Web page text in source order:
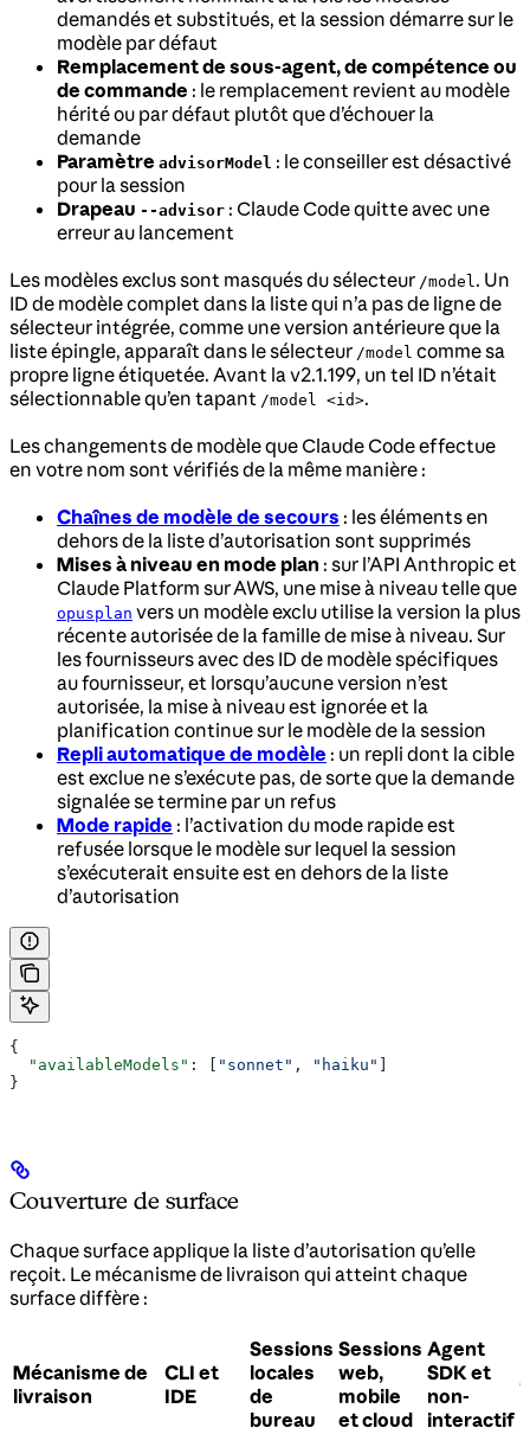
demandés et substitués, et la session démarre sur le
modèle par défaut
Remplacement de sous-agent, de compétence ou
de commande : le remplacement revient au modèle
hérité ou par défaut plutôt que d’échouer la
demande
Paramètre advisorModel : le conseiller est désactivé
pour la session
Drapeau --advisor : Claude Code quitte avec une
erreur au lancement
Les modèles exclus sont masqués du sélecteur /model . Un
ID de modèle complet dans la liste qui n’a pas de ligne de
sélecteur intégrée, comme une version antérieure que la
liste épingle, apparaît dans le sélecteur /model comme sa
propre ligne étiquetée. Avant la v2.1.199, un tel ID n’était
sélectionnable qu’en tapant /model <id>.
Les changements de modèle que Claude Code effectue
en votre nom sont vérifiés de la même manière :
Chaînes de modèle de secours : les éléments en
dehors de la liste d’autorisation sont supprimés
Mises à niveau en mode plan : sur l’API Anthropic et
Claude Platform sur AWS, une mise à niveau telle que
opusplan vers un modèle exclu utilise la version la plus
récente autorisée de la famille de mise à niveau. Sur
les fournisseurs avec des ID de modèle spécifiques
au fournisseur, et lorsqu’aucune version n’est
autorisée, la mise à niveau est ignorée et la
planification continue sur le modèle de la session
Repli automatique de modèle : un repli dont la cible
est exclue ne s’exécute pas, de sorte que la demande
signalée se termine par un refus
Mode rapide : l’activation du mode rapide est
refusée lorsque le modèle sur lequel la session
s’exécuterait ensuite est en dehors de la liste
d’autorisation
{
  "availableModels"
: [ "sonnet" , "haiku"
}
Couverture de surface
Chaque surface applique la liste d’autorisation qu’elle
reçoit. Le mécanisme de livraison qui atteint chaque
surface diffère :
Mécanisme de
livraison
CLI et
IDE
Sessions
locales
de
bureau
Sessions
web,
mobile
et cloud
Agent
SDK et
non-
interactif